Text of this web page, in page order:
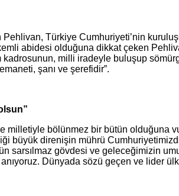
Türkiye Cumhuriyeti’nin
abidesi olduğuna dikkat çeken
milli iradeyle buluşup
şanı ve şerefidir”.
milletiyle bölünmez bir bütün olduğuna
büyük direnişin mührü
sarsılmaz gövdesi ve geleceğimizin
Dünyada sözü geçen ve lider